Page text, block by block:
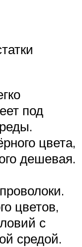
под
цвета,
дешевая.
цветов,
с
средой.